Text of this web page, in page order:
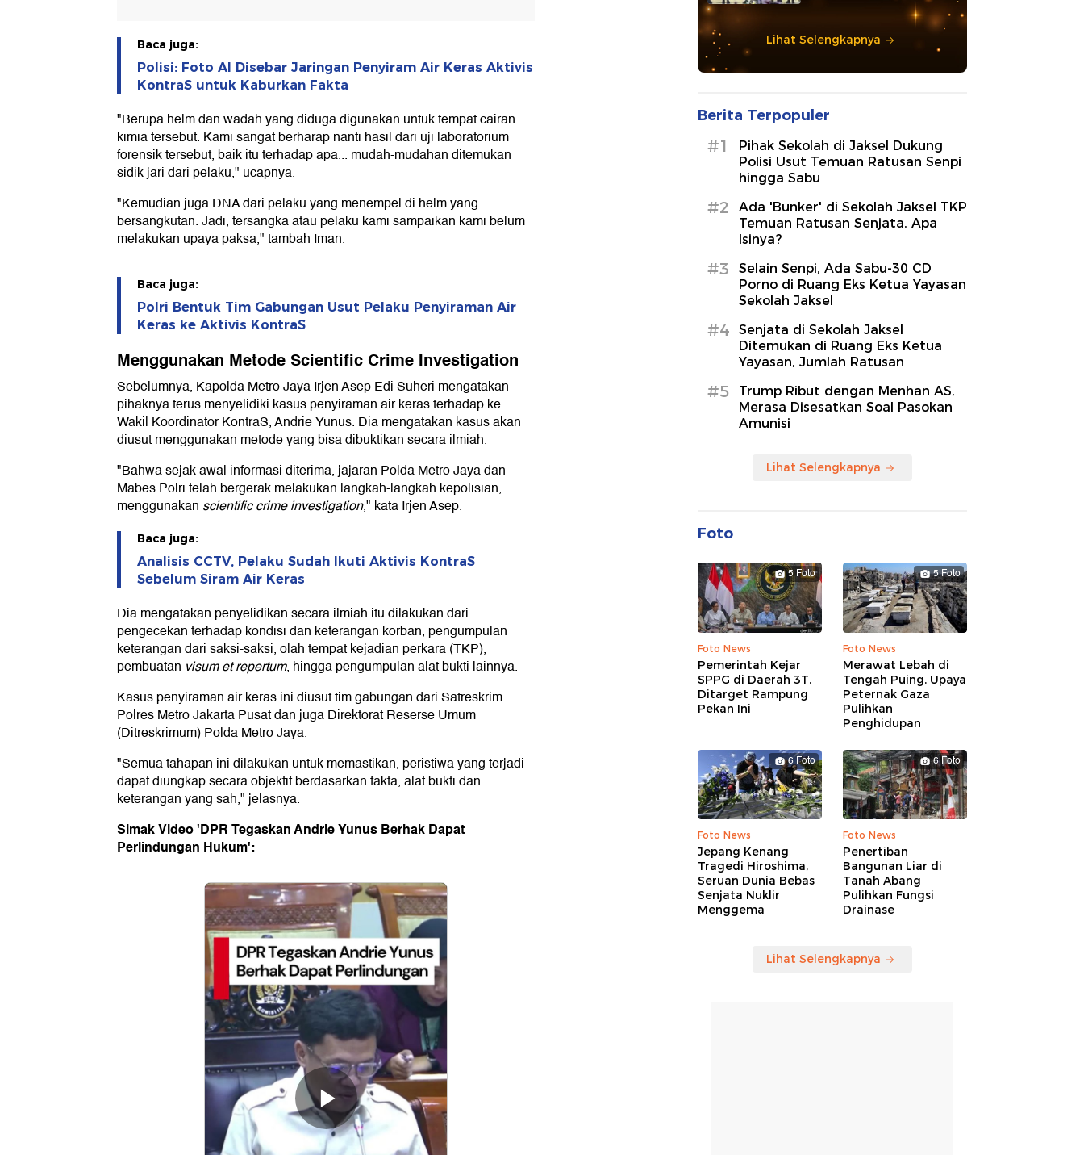
Baca juga:
Polisi: Foto AI Disebar Jaringan Penyiram Air Keras Aktivis
KontraS untuk Kaburkan Fakta
"Berupa helm dan wadah yang diduga digunakan untuk tempat cairan
kimia tersebut. Kami sangat berharap nanti hasil dari uji laboratorium
forensik tersebut, baik itu terhadap apa... mudah-mudahan ditemukan
sidik jari dari pelaku," ucapnya.
"Kemudian juga DNA dari pelaku yang menempel di helm yang
bersangkutan. Jadi, tersangka atau pelaku kami sampaikan kami belum
melakukan upaya paksa," tambah Iman.
Baca juga:
Polri Bentuk Tim Gabungan Usut Pelaku Penyiraman Air
Keras ke Aktivis KontraS
Menggunakan Metode Scientific Crime Investigation
Sebelumnya, Kapolda Metro Jaya Irjen Asep Edi Suheri mengatakan
pihaknya terus menyelidiki kasus penyiraman air keras terhadap ke
Wakil Koordinator KontraS, Andrie Yunus. Dia mengatakan kasus akan
diusut menggunakan metode yang bisa dibuktikan secara ilmiah.
"Bahwa sejak awal informasi diterima, jajaran Polda Metro Jaya dan
Mabes Polri telah bergerak melakukan langkah-langkah kepolisian,
menggunakan scientific crime investigation," kata Irjen Asep.
Baca juga:
Analisis CCTV, Pelaku Sudah Ikuti Aktivis KontraS
Sebelum Siram Air Keras
Dia mengatakan penyelidikan secara ilmiah itu dilakukan dari
pengecekan terhadap kondisi dan keterangan korban, pengumpulan
keterangan dari saksi-saksi, olah tempat kejadian perkara (TKP),
pembuatan visum et repertum, hingga pengumpulan alat bukti lainnya.
Kasus penyiraman air keras ini diusut tim gabungan dari Satreskrim
Polres Metro Jakarta Pusat dan juga Direktorat Reserse Umum
(Ditreskrimum) Polda Metro Jaya.
"Semua tahapan ini dilakukan untuk memastikan, peristiwa yang terjadi
dapat diungkap secara objektif berdasarkan fakta, alat bukti dan
keterangan yang sah," jelasnya.
Simak Video 'DPR Tegaskan Andrie Yunus Berhak Dapat
Perlindungan Hukum':
Lihat Selengkapnya
Berita Terpopuler
#1
Pihak Sekolah di Jaksel Dukung
Polisi Usut Temuan Ratusan Senpi
hingga Sabu
#2
Ada 'Bunker' di Sekolah Jaksel TKP
Temuan Ratusan Senjata, Apa
Isinya?
#3
Selain Senpi, Ada Sabu-30 CD
Porno di Ruang Eks Ketua Yayasan
Sekolah Jaksel
#4
Senjata di Sekolah Jaksel
Ditemukan di Ruang Eks Ketua
Yayasan, Jumlah Ratusan
#5
Trump Ribut dengan Menhan AS,
Merasa Disesatkan Soal Pasokan
Amunisi
Lihat Selengkapnya
Foto
5 Foto
Foto News
Pemerintah Kejar
SPPG di Daerah 3T,
Ditarget Rampung
Pekan Ini
5 Foto
Foto News
Merawat Lebah di
Tengah Puing, Upaya
Peternak Gaza
Pulihkan
Penghidupan
6 Foto
Foto News
Jepang Kenang
Tragedi Hiroshima,
Seruan Dunia Bebas
Senjata Nuklir
Menggema
6 Foto
Foto News
Penertiban
Bangunan Liar di
Tanah Abang
Pulihkan Fungsi
Drainase
Lihat Selengkapnya